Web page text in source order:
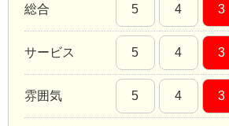
総合 5 4 3
サービス 5 4 3
雰囲気 5 4 3